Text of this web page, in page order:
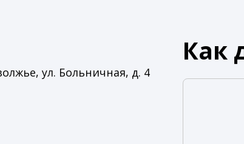
ул. Больничная, д. 4
Как